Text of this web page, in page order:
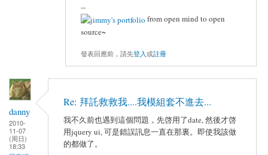
--
from open mind to open
source~
發表回應前，請先登入或註冊
danny
2010-
11-07
(周日)
18:33
Re: 拜託救救我....我模組套不進去...
我不久前也遇到這個問題，先啓用了date, 然後才啓
用jquery ui, 可是錯誤訊息一直在那裏。即使我該做
的都做了。